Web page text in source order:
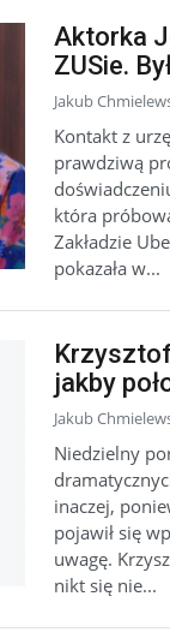
Aktorka
ZUSie.
Jakub
Kontakt z
prawdziwą
która
Zakładzie
pokazała w...
Krzysztof
jakby
Jakub
Niedzielny
inaczej,
pojawił się
uwagę.
nikt się nie...